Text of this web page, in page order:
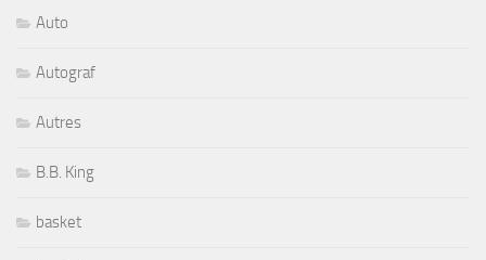
Auto
Autograf
Autres
B.B. King
basket